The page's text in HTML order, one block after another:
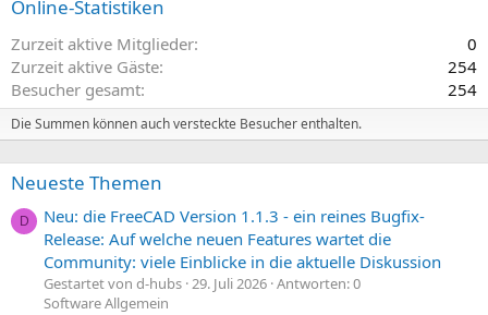
Online-Statistiken
Zurzeit aktive Mitglieder
0
Zurzeit aktive Gäste
254
Besucher gesamt
254
Die Summen können auch versteckte Besucher enthalten.
Neueste Themen
D
Neu: die FreeCAD Version 1.1.3 - ein reines Bugfix-
Release: Auf welche neuen Features wartet die
Community: viele Einblicke in die aktuelle Diskussion
Gestartet von d-hubs 29. Juli 2026 Antworten: 0
Software Allgemein